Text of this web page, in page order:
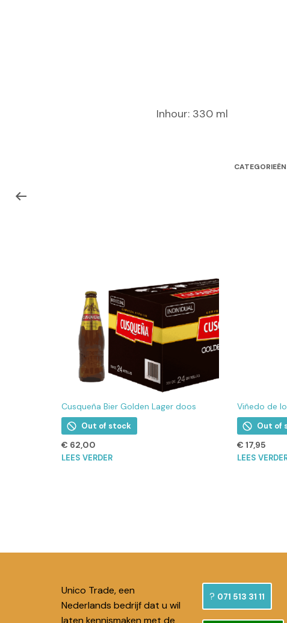
Inhour: 330 ml
Cusqueña Bier Golden Lager doos
Out of stock
€ 62,00
LEES VERDER
Viñedo de
Out of
€ 17,95
LEES
Unico Trade, een
Nederlands bedrijf dat u wil
laten kennismaken met de
071 513 31 11